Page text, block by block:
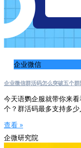
企业微信
企业微信群活码怎么突破五个
今天语鹦企服就带你来
个？群活码最多支持多少
查看 »
企微研究院